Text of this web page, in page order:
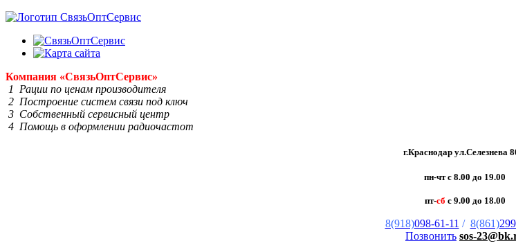
Компания «СвязьОптСервис»
1 Рации по ценам производителя
2 Построение систем связи под ключ
3 Собственный сервисный центр
4 Помощь в оформлении радиочастот
г.Краснодар ул.Селезнева
пн-чт с 8.00 до 19.00
пт-сб с 9.00 до 18.00
8(918)098-61-11 / 8(861)
Позвонить sos-